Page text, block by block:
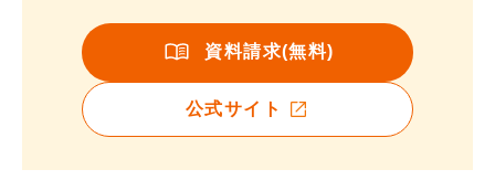
資料請求(無料)
公式サイト